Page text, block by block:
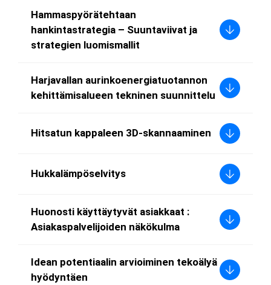
Hammaspyörätehtaan
hankintastrategia – Suuntaviivat ja
strategien luomismallit
Harjavallan aurinkoenergiatuotannon
kehittämisalueen tekninen suunnittelu
Hitsatun kappaleen 3D-skannaaminen
Hukkalämpöselvitys
Huonosti käyttäytyvät asiakkaat :
Asiakaspalvelijoiden näkökulma
Idean potentiaalin arvioiminen tekoälyä
hyödyntäen